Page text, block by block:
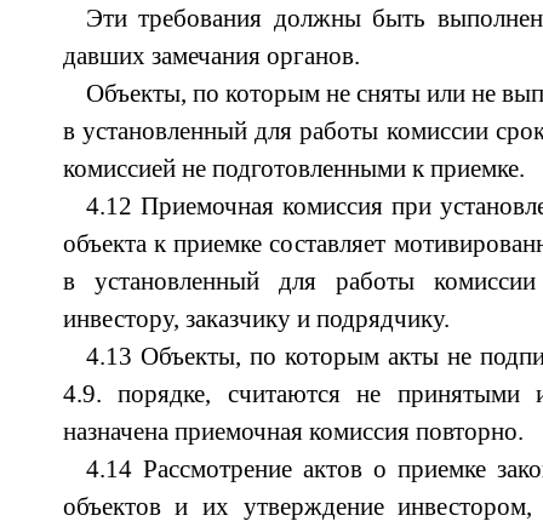
Эти требования должны быть
давших замечания органов.
Объекты, по которым не сняты или не
в установленный для работы комиссии
комиссией не подготовленными к приемке.
4.12 Приемочная комиссия при
объекта к приемке составляет
в установленный для работы комиссии
инвестору, заказчику и подрядчику.
4.13 Объекты, по которым акты не
4.9. порядке, считаются не
назначена приемочная комиссия повторно.
4.14 Рассмотрение актов о приемке
объектов и их утверждение